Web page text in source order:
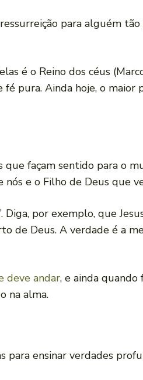
para alguém
é o Reino dos céus
pura. Ainda hoje, o
façam sentido para o
e o Filho de Deus que
Diga, por exemplo, que
de Deus. A verdade é a
deve andar, e ainda quando
na alma.
para ensinar verdades